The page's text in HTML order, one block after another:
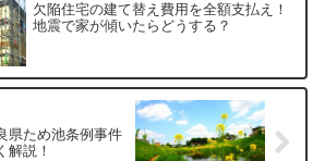
欠陥住宅の建て替え費用を全額支払え！
地震で家が傾いたらどうする？
県ため池条例事件
解説！